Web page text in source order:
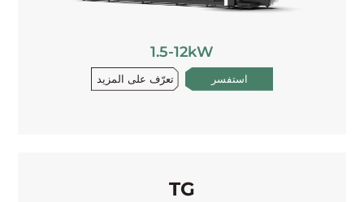
1.5-12kW
تعرّف على المزيد استفسر
TG